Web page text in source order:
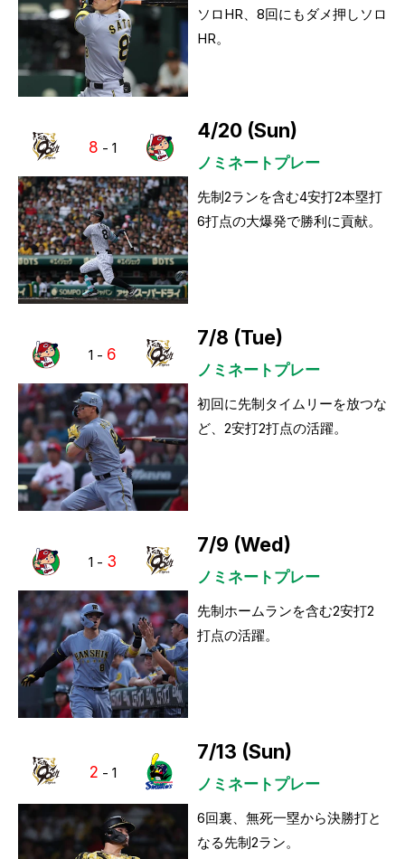
ソロHR、8回にもダメ押しソロ
HR。
8 - 1
4/20 (Sun)
ノミネートプレー
先制2ランを含む4安打2本塁打
6打点の大爆発で勝利に貢献。
1 - 6
7/8 (Tue)
ノミネートプレー
初回に先制タイムリーを放つな
ど、2安打2打点の活躍。
1 - 3
7/9 (Wed)
ノミネートプレー
先制ホームランを含む2安打2
打点の活躍。
2 - 1
7/13 (Sun)
ノミネートプレー
6回裏、無死一塁から決勝打と
なる先制2ラン。